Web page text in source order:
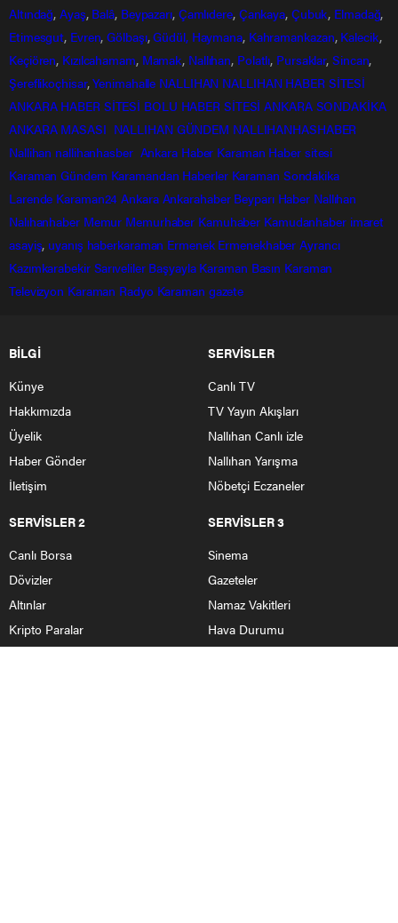
Altındağ,Ayaş, Balâ, Beypazarı, Çamlıdere, Çankaya, Çubuk, Elmadağ,
Etimesgut, Evren,Gölbaşı,Güdül, Haymana, Kahramankazan, Kalecik,
Keçiören, Kızılcahamam, Mamak, Nallıhan, Polatlı, Pursaklar,Sincan,
Şereflikoçhisar,Yenimahalle NALLIHAN NALLIHAN HABER SİTESİ
ANKARA HABER SİTESİ BOLU HABER SİTESİ ANKARA SONDAKİKA
ANKARA MASASI NALLIHAN GÜNDEM NALLIHANHASHABER
Nallihan nallihanhasber Ankara Haber Karaman Haber sitesi
Karaman Gündem Karamandan Haberler Karaman Sondakika
Larende Karaman24 Ankara Ankarahaber Beyparı Haber Nallıhan
Nalıhanhaber Memur Memurhaber Kamuhaber Kamudanhaber imaret
asayiş, uyanış haberkaraman Ermenek Ermenekhaber Ayrancı
Kazımkarabekir Sarıveliler Başyayla Karaman Basın Karaman
Televizyon Karaman Radyo Karaman gazete
BİLGİ
Künye
Hakkımızda
Üyelik
Haber Gönder
İletişim
SERVİSLER
Canlı TV
TV Yayın Akışları
Nallıhan Canlı izle
Nallıhan Yarışma
Nöbetçi Eczaneler
SERVİSLER 2
Canlı Borsa
Dövizler
Altınlar
Kripto Paralar
SERVİSLER 3
Sinema
Gazeteler
Namaz Vakitleri
Hava Durumu